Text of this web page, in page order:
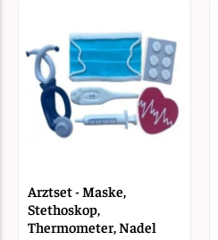
Arztset - Maske,
Stethoskop,
Thermometer, Nadel